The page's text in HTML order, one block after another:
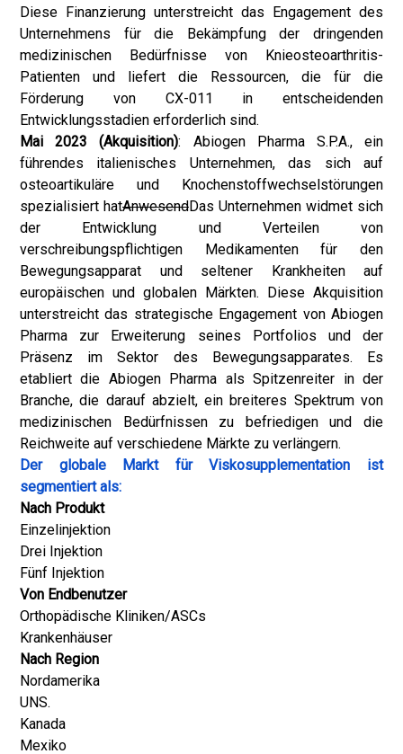
Diese Finanzierung unterstreicht das Engagement des
Unternehmens für die Bekämpfung der dringenden
medizinischen Bedürfnisse von Knieosteoarthritis-
Patienten und liefert die Ressourcen, die für die
Förderung von CX-011 in entscheidenden
Entwicklungsstadien erforderlich sind.
Mai 2023 (Akquisition): Abiogen Pharma S.P.A., ein
führendes italienisches Unternehmen, das sich auf
osteoartikuläre und Knochenstoffwechselstörungen
spezialisiert hatAnwesendDas Unternehmen widmet sich
der Entwicklung und Verteilen von
verschreibungspflichtigen Medikamenten für den
Bewegungsapparat und seltener Krankheiten auf
europäischen und globalen Märkten. Diese Akquisition
unterstreicht das strategische Engagement von Abiogen
Pharma zur Erweiterung seines Portfolios und der
Präsenz im Sektor des Bewegungsapparates. Es
etabliert die Abiogen Pharma als Spitzenreiter in der
Branche, die darauf abzielt, ein breiteres Spektrum von
medizinischen Bedürfnissen zu befriedigen und die
Reichweite auf verschiedene Märkte zu verlängern.
Der globale Markt für Viskosupplementation ist
segmentiert als:
Nach Produkt
Einzelinjektion
Drei Injektion
Fünf Injektion
Von Endbenutzer
Orthopädische Kliniken/ASCs
Krankenhäuser
Nach Region
Nordamerika
UNS.
Kanada
Mexiko